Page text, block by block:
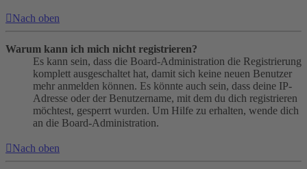
Nach oben
Warum kann ich mich nicht registrieren?
Es kann sein, dass die Board-Administration die Registrierung
komplett ausgeschaltet hat, damit sich keine neuen Benutzer
mehr anmelden können. Es könnte auch sein, dass deine IP-
Adresse oder der Benutzername, mit dem du dich registrieren
möchtest, gesperrt wurden. Um Hilfe zu erhalten, wende dich
an die Board-Administration.
Nach oben